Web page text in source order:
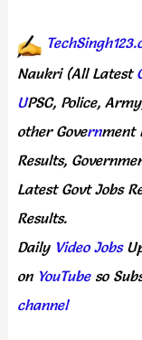
Naukri (All Latest
UPSC, Police,
other Government
Results,
Latest Govt Jobs
Results.
Daily Video Jobs
on YouTubeso
channel